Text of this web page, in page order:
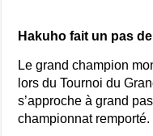
Hakuho fait un pas
Le grand champion
lors du Tournoi du
s’approche à grand
championnat remporté.